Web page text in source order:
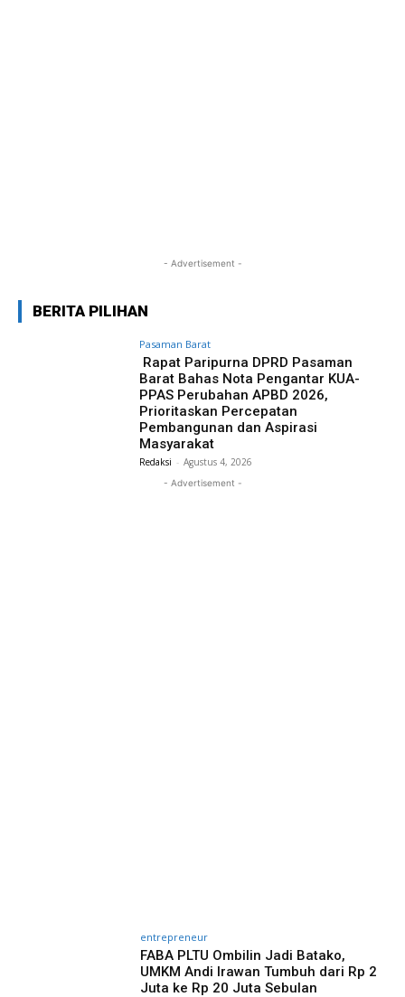
- Advertisement -
BERITA PILIHAN
Pasaman Barat
Rapat Paripurna DPRD Pasaman
Barat Bahas Nota Pengantar KUA-
PPAS Perubahan APBD 2026,
Prioritaskan Percepatan
Pembangunan dan Aspirasi
Masyarakat
Redaksi - Agustus 4, 2026
- Advertisement -
entrepreneur
FABA PLTU Ombilin Jadi Batako,
UMKM Andi Irawan Tumbuh dari Rp 2
Juta ke Rp 20 Juta Sebulan